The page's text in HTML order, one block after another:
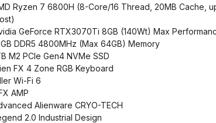
Ryzen 7 6800H (8-Core/16 Thread, 20MB Cache,
GeForce RTX3070Ti 8GB (140Wt) Max
DDR5 4800MHz (Max 64GB) Memory
M2 PCIe Gen4 NVMe SSD
FX 4 Zone RGB Keyboard
Wi-Fi 6
AMP
Alienware CRYO-TECH
2.0 Industrial Design